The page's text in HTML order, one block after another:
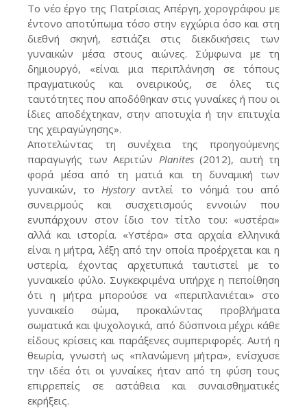
Το νέο έργο της Πατρίσιας Απέργη, χορογράφου με
έντονο αποτύπωμα τόσο στην εγχώρια όσο και στη
διεθνή σκηνή, εστιάζει στις διεκδικήσεις των
γυναικών μέσα στους αιώνες. Σύμφωνα με τη
δημιουργό, «είναι μια περιπλάνηση σε τόπους
πραγματικούς και ονειρικούς, σε όλες τις
ταυτότητες που αποδόθηκαν στις γυναίκες ή που οι
ίδιες αποδέχτηκαν, στην αποτυχία ή την επιτυχία
της χειραγώγησης».
Αποτελώντας τη συνέχεια της προηγούμενης
παραγωγής των Αεριτών Planites(2012), αυτή τη
φορά μέσα από τη ματιά και τη δυναμική των
γυναικών, το Hystoryαντλεί το νόημά του από
συνειρμούς και συσχετισμούς εννοιών που
ενυπάρχουν στον ίδιο τον τίτλο του: «υστέρα»
αλλά και ιστορία. «Υστέρα» στα αρχαία ελληνικά
είναι η μήτρα, λέξη από την οποία προέρχεται και η
υστερία, έχοντας αρχετυπικά ταυτιστεί με το
γυναικείο φύλο. Συγκεκριμένα υπήρχε η πεποίθηση
ότι η μήτρα μπορούσε να «περιπλανιέται» στο
γυναικείο σώμα, προκαλώντας προβλήματα
σωματικά και ψυχολογικά, από δύσπνοια μέχρι κάθε
είδους κρίσεις και παράξενες συμπεριφορές. Αυτή η
θεωρία, γνωστή ως «πλανώμενη μήτρα», ενίσχυσε
την ιδέα ότι οι γυναίκες ήταν από τη φύση τους
επιρρεπείς σε αστάθεια και συναισθηματικές
εκρήξεις.